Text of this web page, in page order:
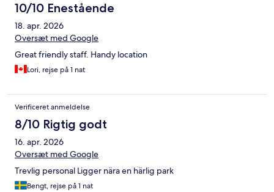
10/10 Enestående
18. apr. 2026
Oversæt med Google
Great friendly staff. Handy location
Lori, rejse på 1 nat
Verificeret anmeldelse
8/10 Rigtig godt
16. apr. 2026
Oversæt med Google
Trevlig personal Ligger nära en härlig park
Bengt, rejse på 1 nat